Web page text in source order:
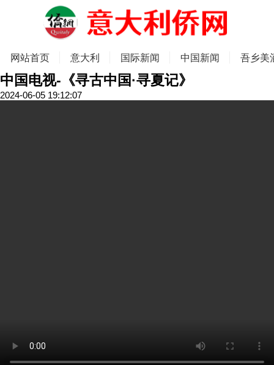
网站首页 意大利 国际新闻 中国新闻 吾乡美
中国电视-《寻古中国·寻夏记》
2024-06-05 19:12:07